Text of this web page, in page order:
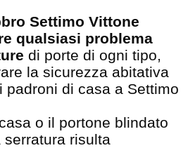
Settimo Vittone
qualsiasi problema
di porte di ogni tipo,
la sicurezza abitativa
padroni di casa a Settimo
o il portone blindato
risulta